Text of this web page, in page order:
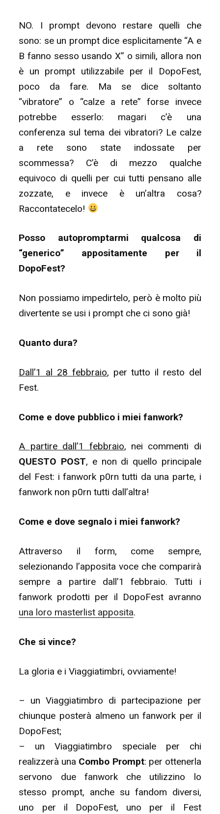
NO. I prompt devono restare quelli che
sono: se un prompt dice esplicitamente “A e
B fanno sesso usando X” o simili, allora non
è un prompt utilizzabile per il DopoFest,
poco da fare. Ma se dice soltanto
“vibratore” o “calze a rete” forse invece
potrebbe esserlo: magari c’è una
conferenza sul tema dei vibratori? Le calze
a rete sono state indossate per
scommessa? C’è di mezzo qualche
equivoco di quelli per cui tutti pensano alle
zozzate, e invece è un’altra cosa?
Raccontatecelo!
Posso autopromptarmi qualcosa di
“generico” appositamente per il
DopoFest?
Non possiamo impedirtelo, però è molto più
divertente se usi i prompt che ci sono già!
Quanto dura?
Dall’1 al 28 febbraio, per tutto il resto del
Fest.
Come e dove pubblico i miei fanwork?
A partire dall’1 febbraio, nei commenti di
QUESTO POST, e non di quello principale
del Fest: i fanwork p0rn tutti da una parte, i
fanwork non p0rn tutti dall’altra!
Come e dove segnalo i miei fanwork?
Attraverso il form, come sempre,
selezionando l’apposita voce che comparirà
sempre a partire dall’1 febbraio. Tutti i
fanwork prodotti per il DopoFest avranno
una loro masterlist apposita.
Che si vince?
La gloria e i Viaggiatimbri, ovviamente!
– un Viaggiatimbro di partecipazione per
chiunque posterà almeno un fanwork per il
DopoFest;
– un Viaggiatimbro speciale per chi
realizzerà una Combo Prompt: per ottenerla
servono due fanwork che utilizzino lo
stesso prompt, anche su fandom diversi,
uno per il DopoFest, uno per il Fest